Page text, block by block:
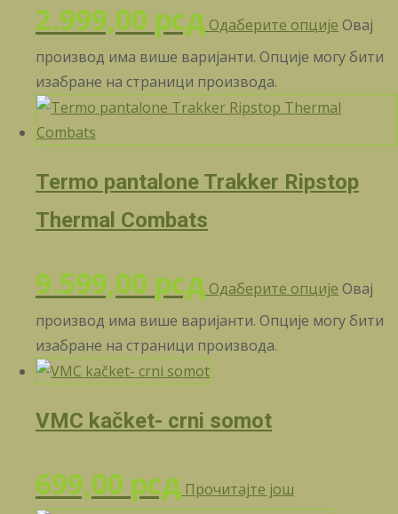
2.999,00 рсд Одаберите опције Овај
производ има више варијанти. Опције могу бити
изабране на страници производа.
Termo pantalone Trakker Ripstop
Thermal Combats
9.599,00 рсд Одаберите опције Овај
производ има више варијанти. Опције могу бити
изабране на страници производа.
VMC kačket- crni somot
699,00 рсд Прочитајте још